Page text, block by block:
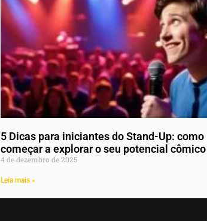
5 Dicas para iniciantes do Stand-Up: como
começar a explorar o seu potencial cômico
4 de dezembro de 2025
Leia mais »